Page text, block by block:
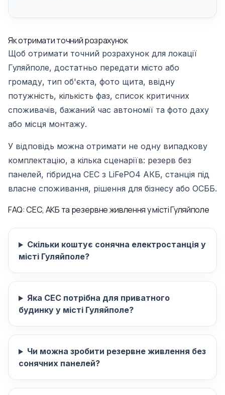
Як отримати точний розрахунок
Щоб отримати точний розрахунок для локації
Гуляйполе, достатньо передати місто або
громаду, тип об'єкта, фото щита, ввідну
потужність, кількість фаз, список критичних
споживачів, бажаний час автономії та фото даху
або місця монтажу.
У відповідь можна отримати не одну випадкову
комплектацію, а кілька сценаріїв: резерв без
панелей, гібридна СЕС з LiFePO4 АКБ, станція під
власне споживання, рішення для бізнесу або ОСББ.
FAQ: СЕС, АКБ та резервне живлення у місті Гуляйполе
Скільки коштує сонячна електростанція у
місті Гуляйполе?
Яка СЕС потрібна для приватного
будинку у місті Гуляйполе?
Чи можна зробити резервне живлення без
сонячних панелей?